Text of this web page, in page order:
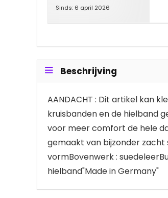
Sinds: 6 april 2026
Beschrijving
AANDACHT : Dit artikel kan
kruisbanden en de hielband
voor meer comfort de hele
gemaakt van bijzonder zacht
vormBovenwerk :
hielband"Made in Germany"